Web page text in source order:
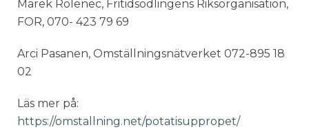
Marek Rolenec, Fritidsodlingens Riksorganisation,
FOR, 070- 423 79 69
Arci Pasanen, Omställningsnätverket 072-895 18
02
Läs mer på:
https://omstallning.net/potatisuppropet/